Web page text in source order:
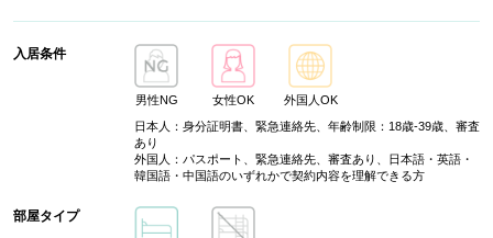
入居条件
男性NG 女性OK
外国人OK
日本人：身分証明書、緊急連絡先、年齢制限：18歳-39歳、審査
あり
外国人：パスポート、緊急連絡先、審査あり、日本語・英語・
韓国語・中国語のいずれかで契約内容を理解できる方
部屋タイプ